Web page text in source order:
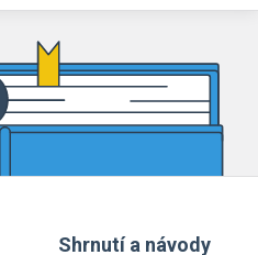
Shrnutí a návody